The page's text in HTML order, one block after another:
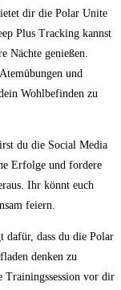
dir die Polar Unite
Plus Tracking kannst
Nächte genießen.
und​
Wohlbefinden zu
du die Social Media
Erfolge und fordere
Ihr könnt euch
feiern.
dafür, dass du⁢ die Polar
denken zu⁢
Trainingssession vor dir